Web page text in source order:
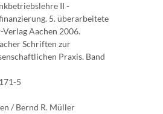
II -
5. überarbeitete
Verlag Aachen 2006.
Schriften zur
Praxis. Band
5
/ Bernd R. Müller